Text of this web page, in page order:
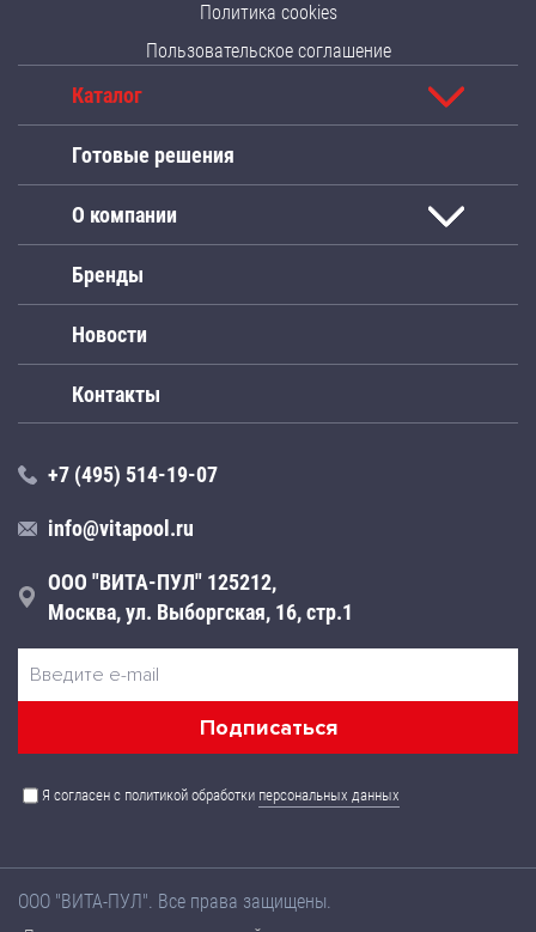
Политика cookies
Пользовательское соглашение
Каталог
Готовые решения
О компании
Бренды
Новости
Контакты
+7 (495) 514-19-07
info@vitapool.ru
ООО "ВИТА-ПУЛ" 125212,
Москва, ул. Выборгская, 16, стр.1
Я согласен с политикой обработки персональных данных
ООО "ВИТА-ПУЛ". Все права защищены.